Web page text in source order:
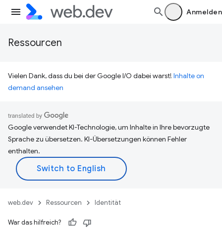
Anmelden
Ressourcen
Vielen Dank, dass du bei der Google I/O dabei warst! Inhalte on
demand ansehen
Google verwendet KI-Technologie, um Inhalte in Ihre bevorzugte
Sprache zu übersetzen. KI-Übersetzungen können Fehler
enthalten.
web.dev Ressourcen Identität
War das hilfreich?